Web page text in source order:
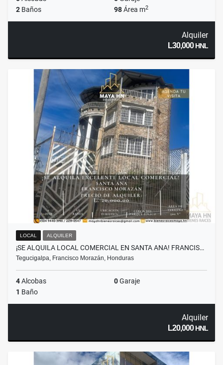
2 Baños 98Área m2
Alquiler
L30,000HNL
LOCAL ALQUILER
¡SE ALQUILA LOCAL COMERCIAL EN SANTA ANA! FRANCIS…
Tegucigalpa, Francisco Morazán, Honduras
4Alcobas 0Garaje
1 Baño
Alquiler
L20,000HNL